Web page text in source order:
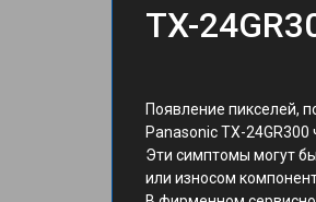
TX-
Появление пикселей,
Panasonic TX-
Эти симптомы могут
или износом